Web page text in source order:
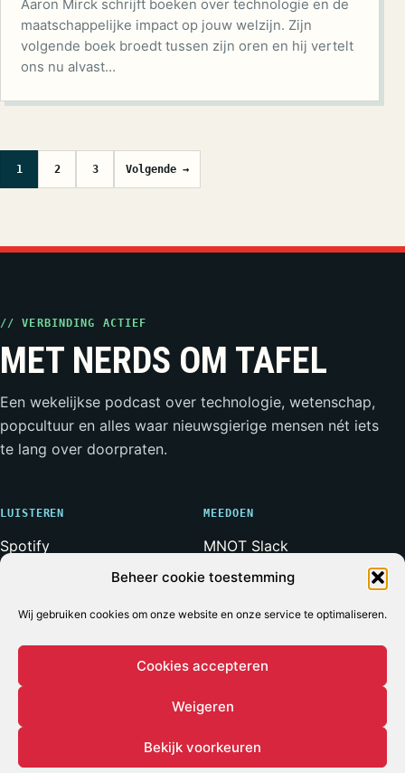
Beheer cookie toestemming
Wij gebruiken cookies om onze website en onze service te optimaliseren.
Cookies accepteren
Weigeren
Bekijk voorkeuren
Aaron Mirck schrijft boeken over technologie en de
maatschappelijke impact op jouw welzijn. Zijn
volgende boek broedt tussen zijn oren en hij vertelt
ons nu alvast…
Berichten paginering
1 2 3 Volgende →
// VERBINDING ACTIEF
MET NERDS OM TAFEL
Een wekelijkse podcast over technologie, wetenschap,
popcultuur en alles waar nieuwsgierige mensen nét iets
te lang over doorpraten.
LUISTEREN
Spotify
RSS-feed
MEEDOEN
MNOT Slack
Weerwolven Slack
Adverteren
* Voor zover bij een podcast ooit iets volledig operationeel